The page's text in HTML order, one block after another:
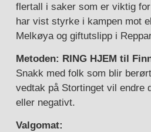
flertall i saker som er viktig
har vist styrke i kampen mot
Melkøya og giftutslipp i
Metoden: RING HJEM til
Snakk med folk som blir
vedtak på Stortinget vil endre
eller negativt.
Valgomat: